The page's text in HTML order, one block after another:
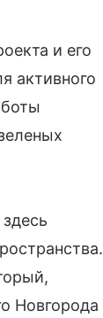
и его
активного
Новгорода